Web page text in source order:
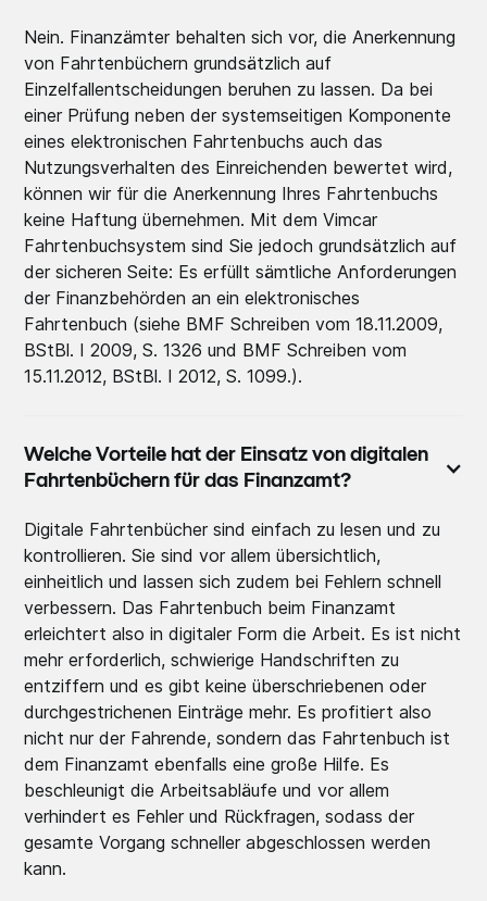
Nein. Finanzämter behalten sich vor, die Anerkennung
von Fahrtenbüchern grundsätzlich auf
Einzelfallentscheidungen beruhen zu lassen. Da bei
einer Prüfung neben der systemseitigen Komponente
eines elektronischen Fahrtenbuchs auch das
Nutzungsverhalten des Einreichenden bewertet wird,
können wir für die Anerkennung Ihres Fahrtenbuchs
keine Haftung übernehmen. Mit dem Vimcar
Fahrtenbuchsystem sind Sie jedoch grundsätzlich auf
der sicheren Seite: Es erfüllt sämtliche Anforderungen
der Finanzbehörden an ein elektronisches
Fahrtenbuch (siehe BMF Schreiben vom 18.11.2009,
BStBl. I 2009, S. 1326 und BMF Schreiben vom
15.11.2012, BStBl. I 2012, S. 1099.).
Welche Vorteile hat der Einsatz von digitalen
Fahrtenbüchern für das Finanzamt?
Digitale Fahrtenbücher sind einfach zu lesen und zu
kontrollieren. Sie sind vor allem übersichtlich,
einheitlich und lassen sich zudem bei Fehlern schnell
verbessern. Das Fahrtenbuch beim Finanzamt
erleichtert also in digitaler Form die Arbeit. Es ist nicht
mehr erforderlich, schwierige Handschriften zu
entziffern und es gibt keine überschriebenen oder
durchgestrichenen Einträge mehr. Es profitiert also
nicht nur der Fahrende, sondern das Fahrtenbuch ist
dem Finanzamt ebenfalls eine große Hilfe. Es
beschleunigt die Arbeitsabläufe und vor allem
verhindert es Fehler und Rückfragen, sodass der
gesamte Vorgang schneller abgeschlossen werden
kann.